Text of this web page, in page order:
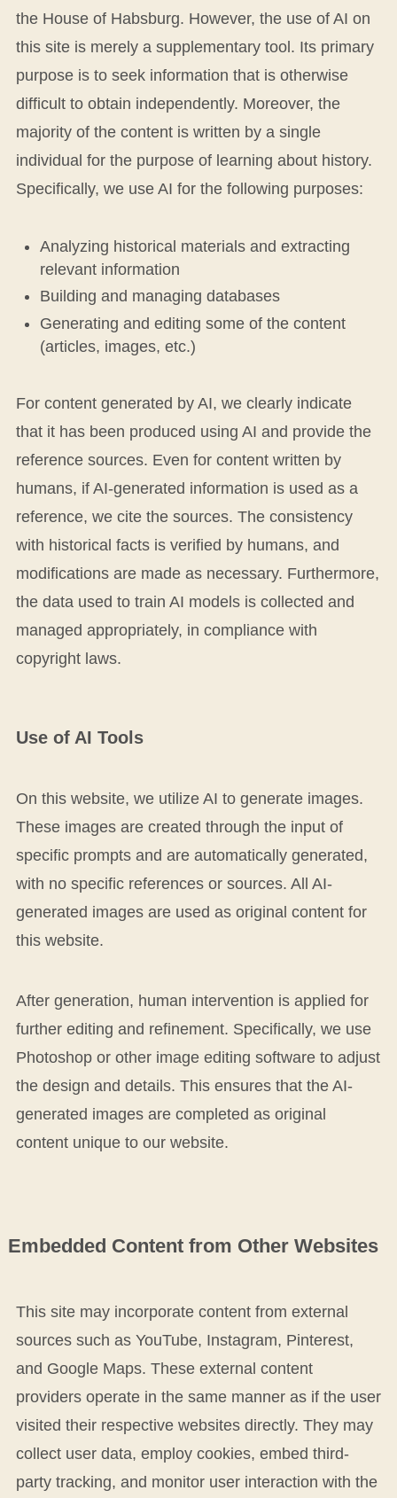
the House of Habsburg. However, the use of AI on
this site is merely a supplementary tool. Its primary
purpose is to seek information that is otherwise
difficult to obtain independently. Moreover, the
majority of the content is written by a single
individual for the purpose of learning about history.
Specifically, we use AI for the following purposes:
Analyzing historical materials and extracting
relevant information
Building and managing databases
Generating and editing some of the content
(articles, images, etc.)
For content generated by AI, we clearly indicate
that it has been produced using AI and provide the
reference sources. Even for content written by
humans, if AI-generated information is used as a
reference, we cite the sources. The consistency
with historical facts is verified by humans, and
modifications are made as necessary. Furthermore,
the data used to train AI models is collected and
managed appropriately, in compliance with
copyright laws.
Use of AI Tools
On this website, we utilize AI to generate images.
These images are created through the input of
specific prompts and are automatically generated,
with no specific references or sources. All AI-
generated images are used as original content for
this website.
After generation, human intervention is applied for
further editing and refinement. Specifically, we use
Photoshop or other image editing software to adjust
the design and details. This ensures that the AI-
generated images are completed as original
content unique to our website.
Embedded Content from Other Websites
This site may incorporate content from external
sources such as YouTube, Instagram, Pinterest,
and Google Maps. These external content
providers operate in the same manner as if the user
visited their respective websites directly. They may
collect user data, employ cookies, embed third-
party tracking, and monitor user interaction with the